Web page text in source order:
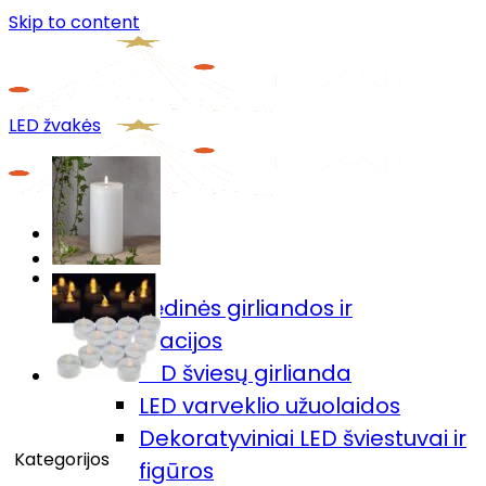
Skip to content
Menu
Prekių katalogas
🎄Kalėdinės girliandos ir
dekoracijos
LED šviesų girlianda
LED varveklio užuolaidos
Dekoratyviniai LED šviestuvai ir
figūros
LED žvakės
Kategorijos